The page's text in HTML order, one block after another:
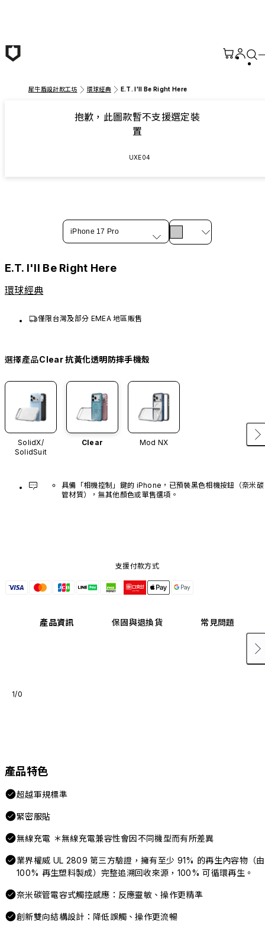
犀牛盾設計款工坊 環球經典 E.T. I'll Be Right Here
抱歉，此圖款暫不支援選定裝
置
UXE04
iPhone 17 Pro
E.T. I'll Be Right Here
環球經典
僅限台灣及部分 EMEA 地區販售
選擇產品Clear 抗黃化透明防摔手機殼
SolidX/
SolidSuit
Clear Mod NX
具備「相機控制」鍵的 iPhone，已預裝黑色相機按鈕（奈米碳
管材質），無其他顏色或單售選項。
支援付款方式
產品資訊 保固與退換貨 常見問題
1/0
產品特色
超越軍規標準
緊密服貼
無線充電 ＊無線充電兼容性會因不同機型而有所差異
業界權威 UL 2809 第三方驗證，擁有至少 91% 的再生內容物（由
100% 再生塑料製成）完整追溯回收來源，100% 可循環再生。
奈米碳管電容式觸控感應：反應靈敏、操作更精準
創新雙向結構設計：降低誤觸、操作更流暢